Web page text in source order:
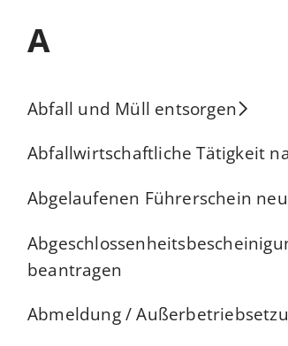
A
Abfall und Müll entsorgen
Abfallwirtschaftliche Tätigkeit
Abgelaufenen Führerschein
beantragen
Abmeldung /